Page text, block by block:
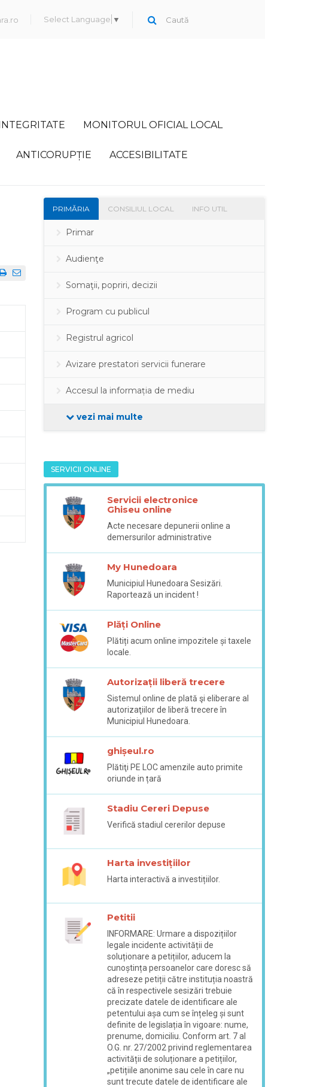
Select Language ▼
MONITORUL OFICIAL LOCAL
ANTICORUPȚIE ACCESIBILITATE
PRIMĂRIA CONSILIUL LOCAL INFO UTIL
Primar
Audienţe
Somaţii, popriri, decizii
Program cu publicul
Registrul agricol
Avizare prestatori servicii funerare
Accesul la informația de mediu
vezi mai multe
SERVICII ONLINE
Servicii electronice
Ghiseu online
Acte necesare depunerii online a
demersurilor administrative
My Hunedoara
Municipiul Hunedoara Sesizări.
Raportează un incident !
Plăți Online
Plătiți acum online impozitele și taxele
locale.
Autorizații liberă trecere
Sistemul online de plată şi eliberare al
autorizaţiilor de liberă trecere în
Municipiul Hunedoara.
ghișeul.ro
Plătiţi PE LOC amenzile auto primite
oriunde in țară
Stadiu Cereri Depuse
Verifică stadiul cererilor depuse
Harta investițiilor
Harta interactivă a investițiilor.
Petitii
INFORMARE: Urmare a dispozițiilor
legale incidente activității de
soluționare a petițiilor, aducem la
cunoștința persoanelor care doresc să
adreseze petiții către instituția noastră
că în respectivele sesizări trebuie
precizate datele de identificare ale
petentului așa cum se înțeleg și sunt
definite de legislația în vigoare: nume,
prenume, domiciliu. Conform art. 7 al
O.G. nr. 27/2002 privind reglementarea
activității de soluționare a petițiilor,
„petițiile anonime sau cele în care nu
sunt trecute datele de identificare ale